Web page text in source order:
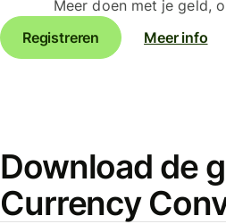
Meer doen met je geld,
Registreren
Meer info
Download de
Currency